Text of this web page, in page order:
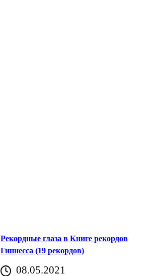
Рекордные глаза в Книге рекордов
Гиннесса (19 рекордов)
08.05.2021